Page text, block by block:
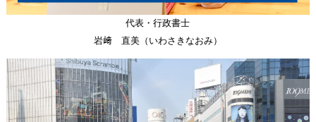
代表・行政書士
岩﨑 直美（いわさきなおみ）